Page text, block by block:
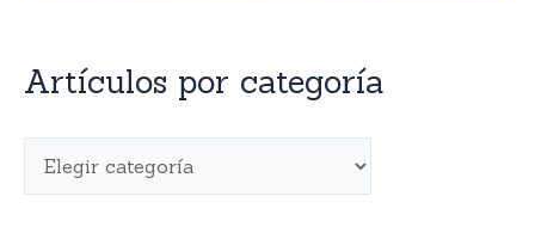
Artículos por categoría